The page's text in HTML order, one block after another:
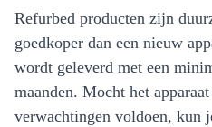
Refurbed producten zijn
goedkoper dan een nieuw
wordt geleverd met een
maanden. Mocht het
verwachtingen voldoen, kun